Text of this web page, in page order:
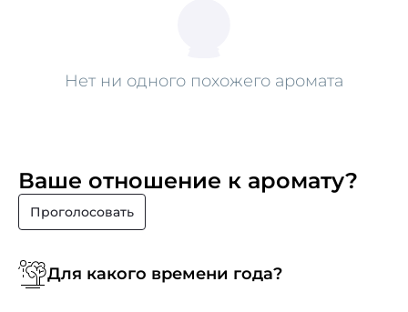
Нет ни одного похожего аромата
Ваше отношение к аромату?
Проголосовать
Для какого времени года?